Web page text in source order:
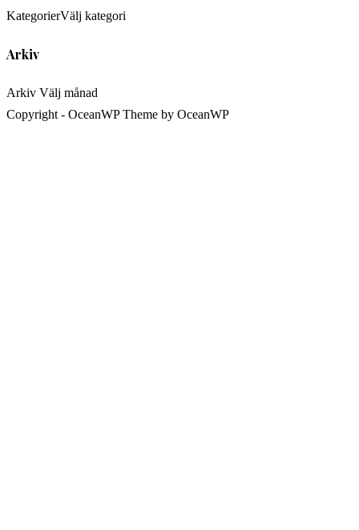
KategorierVälj kategori
Arkiv
Arkiv Välj månad
Copyright - OceanWP Theme by OceanWP